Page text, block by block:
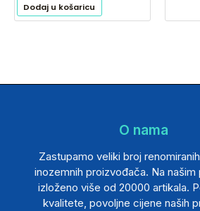
Dodaj u košaricu
O nama
Zastupamo veliki broj
inozemnih proizvođača. Na našim
izloženo više od 20000 artikala.
kvalitete, povoljne cijene naših